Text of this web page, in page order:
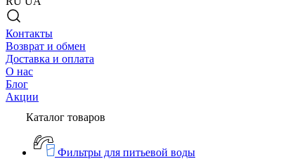
Контакты
Возврат и обмен
Доставка и оплата
О нас
Блог
Акции
Каталог товаров
Фильтры для питьевой воды